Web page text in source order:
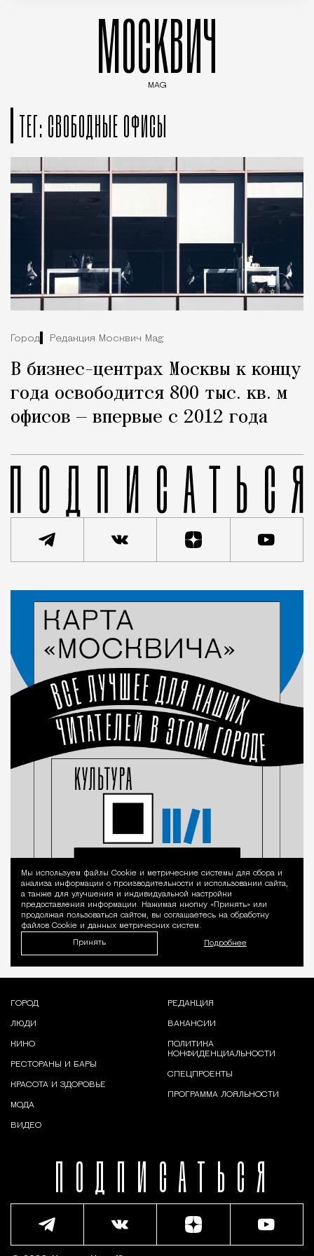
МОСКВИЧ
MAG
ТЕГ: СВОБОДНЫЕ ОФИСЫ
Город Редакция Москвич Mag
В бизнес-центрах Москвы к концу
года освободится 800 тыс. кв. м
офисов — впервые с 2012 года
Уведомление
Мы используем файлы Сookie и метрические системы для сбора и
анализа информации о производительности и использовании сайта,
а также для улучшения и индивидуальной настройки
предоставления информации. Нажимая кнопку «Принять» или
продолжая пользоваться сайтом, вы соглашаетесь на обработку
файлов Cookie и данных метрических систем.
Принять Подробнее
ПОДПИСАТЬСЯ
ГОРОД
ЛЮДИ
КИНО
РЕСТОРАНЫ И БАРЫ
КРАСОТА И ЗДОРОВЬЕ
МОДА
ВИДЕО
РЕДАКЦИЯ
ВАКАНСИИ
ПОЛИТИКА
КОНФИДЕНЦИАЛЬНОСТИ
СПЕЦПРОЕКТЫ
ПРОГРАММА ЛОЯЛЬНОСТИ